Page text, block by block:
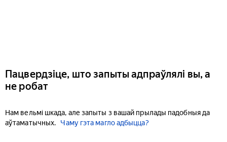
Пацвердзіце, што запыты адпраўлялі вы, а
не робат
Нам вельмі шкада, але запыты з вашай прылады падобныя да
аўтаматычных.
Чаму гэта магло адбыцца?